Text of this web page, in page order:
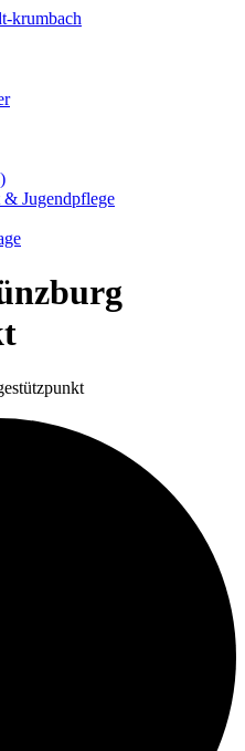
& Jugendpflege